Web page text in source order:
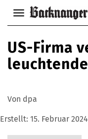
Navigation
anzeigen
verbergen
US-Firma
Von dpa
Erstellt: 15. Februar